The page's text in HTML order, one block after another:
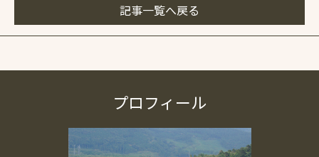
記事一覧へ戻る
プロフィール